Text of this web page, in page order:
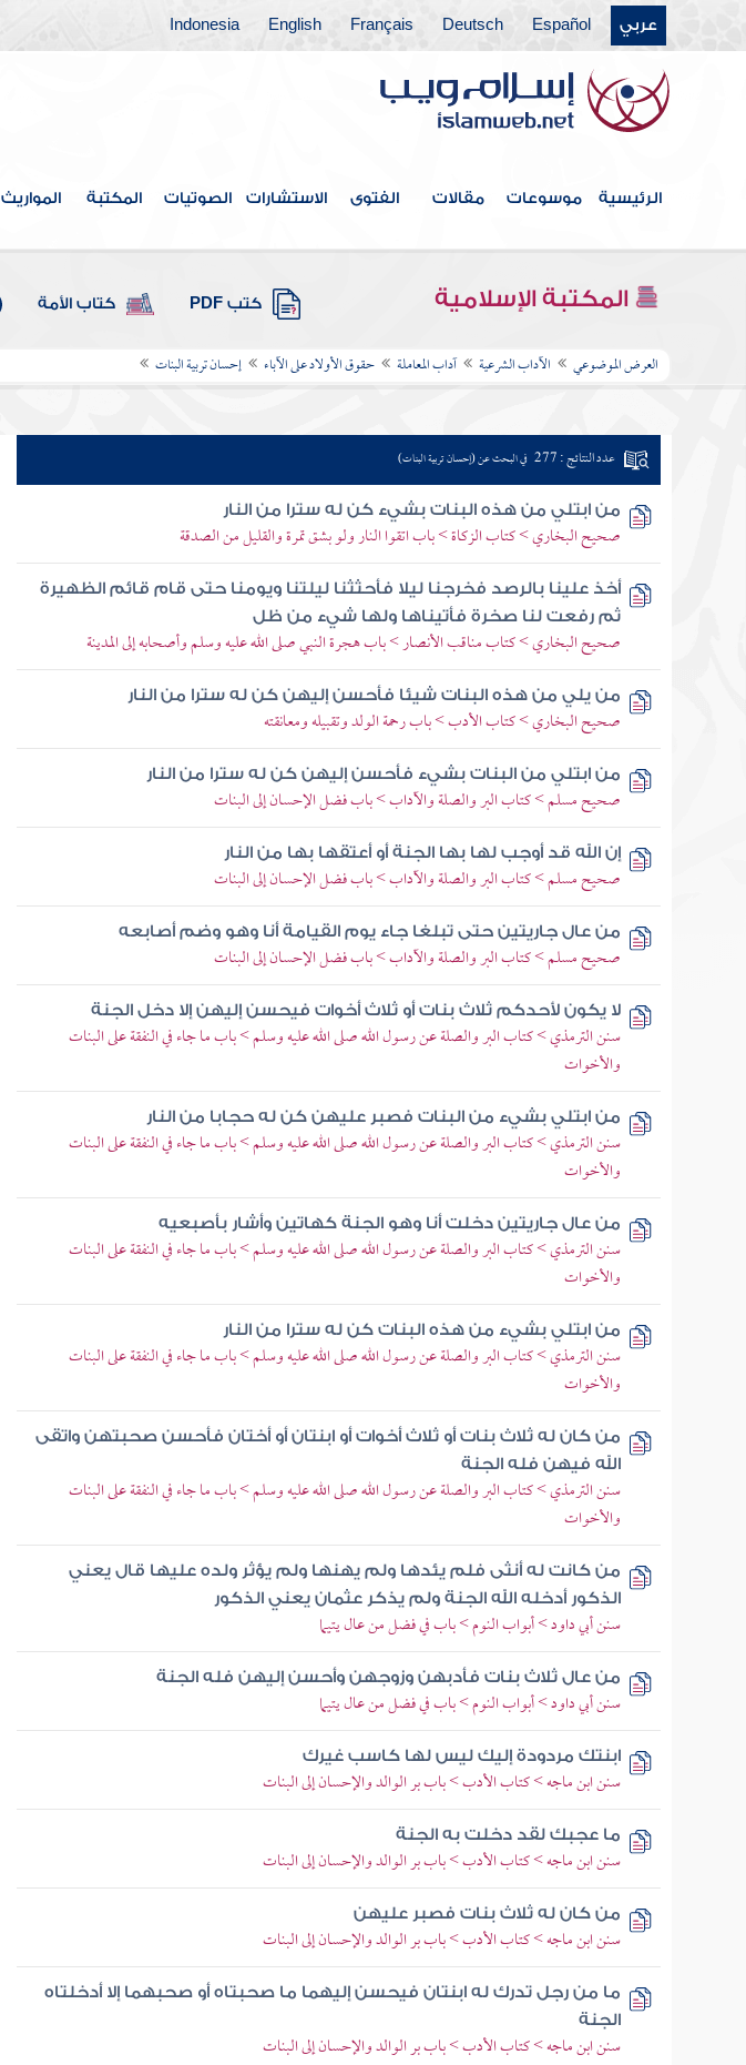
عربي Español
Deutsch
Français
English
Indonesia
الرئيسية موسوعات مقالات الفتوى الاستشارات الصوتيات المكتبة المواريث
المكتبة الإسلامية كتب PDF كتاب الأمة
العرض الموضوعي الآداب الشرعية آداب المعاملة حقوق الأولاد على الآباء إحسان تربية البنات
عدد النتائج : 277 في البحث عن (إحسان تربية البنات)
من ابتلي من هذه البنات بشيء كن له سترا من النار
صحيح البخاري > كتاب الزكاة > باب اتقوا النار ولو بشق تمرة والقليل من الصدقة
أخذ علينا بالرصد فخرجنا ليلا فأحثثنا ليلتنا ويومنا حتى قام قائم الظهيرة
ثم رفعت لنا صخرة فأتيناها ولها شيء من ظل
صحيح البخاري > كتاب مناقب الأنصار > باب هجرة النبي صلى الله عليه وسلم وأصحابه إلى المدينة
من يلي من هذه البنات شيئا فأحسن إليهن كن له سترا من النار
صحيح البخاري > كتاب الأدب > باب رحمة الولد وتقبيله ومعانقته
من ابتلي من البنات بشيء فأحسن إليهن كن له سترا من النار
صحيح مسلم > كتاب البر والصلة والآداب > باب فضل الإحسان إلى البنات
إن الله قد أوجب لها بها الجنة أو أعتقها بها من النار
صحيح مسلم > كتاب البر والصلة والآداب > باب فضل الإحسان إلى البنات
من عال جاريتين حتى تبلغا جاء يوم القيامة أنا وهو وضم أصابعه
صحيح مسلم > كتاب البر والصلة والآداب > باب فضل الإحسان إلى البنات
لا يكون لأحدكم ثلاث بنات أو ثلاث أخوات فيحسن إليهن إلا دخل الجنة
سنن الترمذي > كتاب البر والصلة عن رسول الله صلى الله عليه وسلم > باب ما جاء في النفقة على البنات
والأخوات
من ابتلي بشيء من البنات فصبر عليهن كن له حجابا من النار
سنن الترمذي > كتاب البر والصلة عن رسول الله صلى الله عليه وسلم > باب ما جاء في النفقة على البنات
والأخوات
من عال جاريتين دخلت أنا وهو الجنة كهاتين وأشار بأصبعيه
سنن الترمذي > كتاب البر والصلة عن رسول الله صلى الله عليه وسلم > باب ما جاء في النفقة على البنات
والأخوات
من ابتلي بشيء من هذه البنات كن له سترا من النار
سنن الترمذي > كتاب البر والصلة عن رسول الله صلى الله عليه وسلم > باب ما جاء في النفقة على البنات
والأخوات
من كان له ثلاث بنات أو ثلاث أخوات أو ابنتان أو أختان فأحسن صحبتهن واتقى
الله فيهن فله الجنة
سنن الترمذي > كتاب البر والصلة عن رسول الله صلى الله عليه وسلم > باب ما جاء في النفقة على البنات
والأخوات
من كانت له أنثى فلم يئدها ولم يهنها ولم يؤثر ولده عليها قال يعني
الذكور أدخله الله الجنة ولم يذكر عثمان يعني الذكور
سنن أبي داود > أبواب النوم > باب في فضل من عال يتيما
من عال ثلاث بنات فأدبهن وزوجهن وأحسن إليهن فله الجنة
سنن أبي داود > أبواب النوم > باب في فضل من عال يتيما
ابنتك مردودة إليك ليس لها كاسب غيرك
سنن ابن ماجه > كتاب الأدب > باب بر الوالد والإحسان إلى البنات
ما عجبك لقد دخلت به الجنة
سنن ابن ماجه > كتاب الأدب > باب بر الوالد والإحسان إلى البنات
من كان له ثلاث بنات فصبر عليهن
سنن ابن ماجه > كتاب الأدب > باب بر الوالد والإحسان إلى البنات
ما من رجل تدرك له ابنتان فيحسن إليهما ما صحبتاه أو صحبهما إلا أدخلتاه
الجنة
سنن ابن ماجه > كتاب الأدب > باب بر الوالد والإحسان إلى البنات